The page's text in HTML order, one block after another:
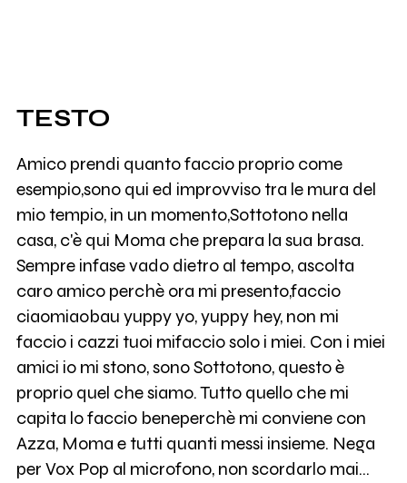
TESTO
Amico prendi quanto faccio proprio come
esempio,sono qui ed improvviso tra le mura del
mio tempio, in un momento,Sottotono nella
casa, c'è qui Moma che prepara la sua brasa.
Sempre infase vado dietro al tempo, ascolta
caro amico perchè ora mi presento,faccio
ciaomiaobau yuppy yo, yuppy hey, non mi
faccio i cazzi tuoi mifaccio solo i miei. Con i miei
amici io mi stono, sono Sottotono, questo è
proprio quel che siamo. Tutto quello che mi
capita lo faccio beneperchè mi conviene con
Azza, Moma e tutti quanti messi insieme. Nega
per Vox Pop al microfono, non scordarlo mai...